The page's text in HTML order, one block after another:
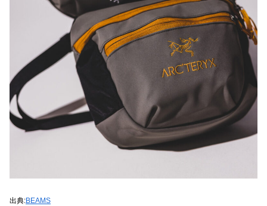
出典:BEAMS